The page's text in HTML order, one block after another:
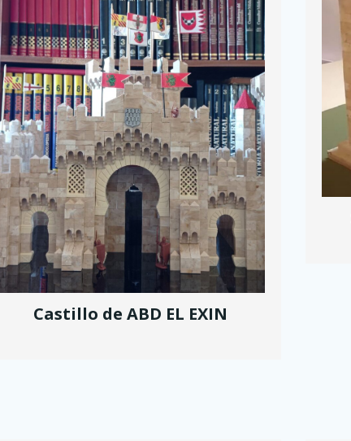
Castillo de ABD EL EXIN